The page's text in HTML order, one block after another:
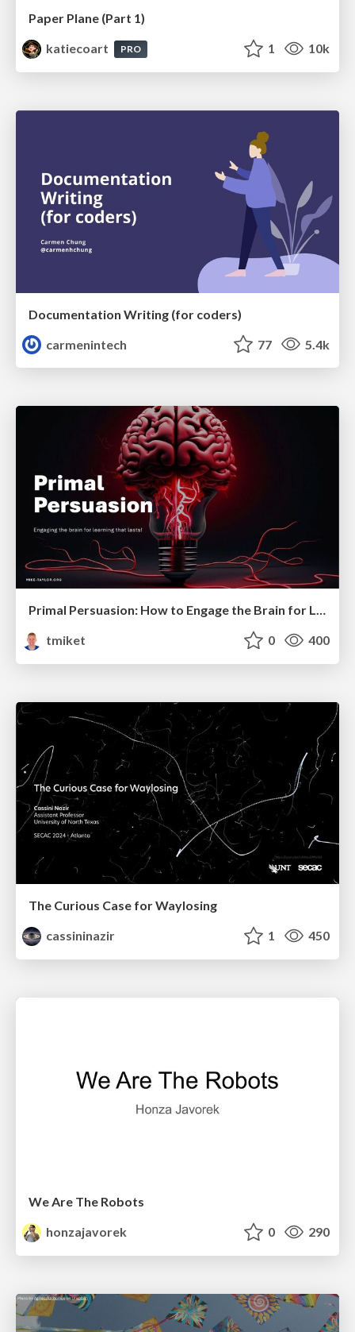
Paper Plane (Part 1)
katiecoart
PRO 1 10k
Documentation Writing (for coders)
carmenintech
77 5.4k
Primal Persuasion: How to Engage the Brain for Learning That Lasts
tmiket
0 400
The Curious Case for Waylosing
cassininazir
1 450
We Are The Robots
honzajavorek
0 290